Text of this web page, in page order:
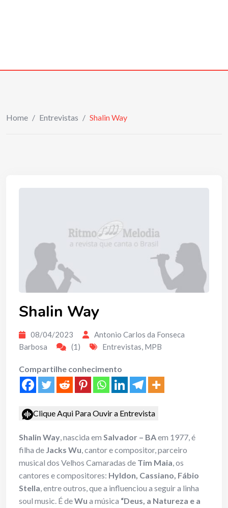
Home / Entrevistas / Shalin Way
Shalin Way
08/04/2023
Antonio Carlos da Fonseca
Barbosa
(1) Entrevistas, MPB
Compartilhe conhecimento
Clique Aqui Para Ouvir a Entrevista
Shalin Way, nascida em Salvador – BAem 1977, é
filha de Jacks Wu, cantor e compositor, parceiro
musical dos Velhos Camaradas de Tim Maia, os
cantores e compositores: Hyldon, Cassiano, Fábio
Stella, entre outros, que a influenciou a seguir a linha
soul music. É deWu a música “Deus, a Natureza e a